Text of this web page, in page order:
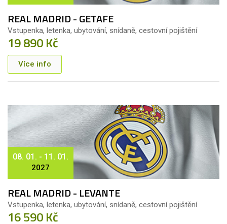
REAL MADRID - GETAFE
Vstupenka, letenka, ubytování, snídaně, cestovní pojištění
19 890 Kč
Více info
08. 01. - 11. 01.
2027
REAL MADRID - LEVANTE
Vstupenka, letenka, ubytování, snídaně, cestovní pojištění
16 590 Kč